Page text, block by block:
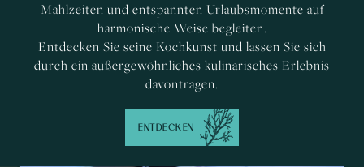
Mahlzeiten und entspannten Urlaubsmomente auf
harmonische Weise begleiten.
Entdecken Sie seine Kochkunst und lassen Sie sich
durch ein außergewöhnliches kulinarisches Erlebnis
davontragen.
ENTDECKEN